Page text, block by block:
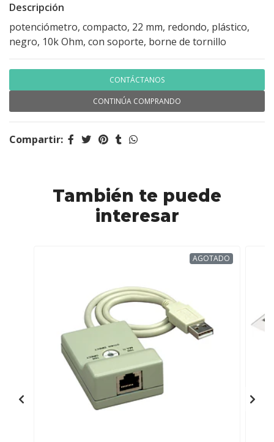
Descripción
potenciómetro, compacto, 22 mm, redondo, plástico,
negro, 10k Ohm, con soporte, borne de tornillo
CONTÁCTANOS
CONTINÚA COMPRANDO
Compartir:
También te puede
interesar
AGOTADO